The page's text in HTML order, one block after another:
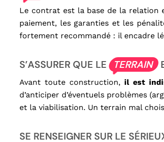
Le contrat est la base de la relation
paiement, les garanties et les
fortement recommandé : il encadre
S’ASSURER QUE LE TERRAIN
Avant toute construction,il est
d’anticiper d’éventuels problèmes
et la viabilisation. Un terrain mal
SE RENSEIGNER SUR LE